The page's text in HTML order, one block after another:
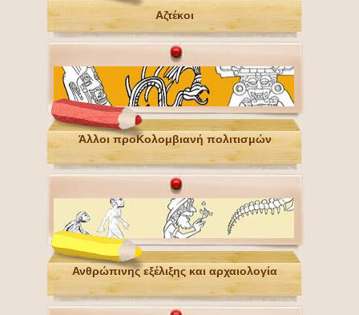
Αζτέκοι
Άλλοι προΚολομβιανή πολιτισμών
Ανθρώπινης εξέλιξης και αρχαιολογία